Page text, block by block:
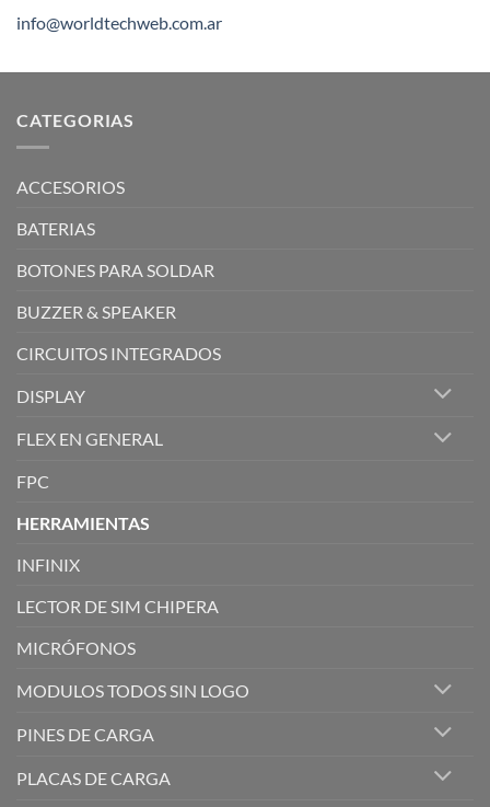
info@worldtechweb.com.ar
CATEGORIAS
ACCESORIOS
BATERIAS
BOTONES PARA SOLDAR
BUZZER & SPEAKER
CIRCUITOS INTEGRADOS
DISPLAY
FLEX EN GENERAL
FPC
HERRAMIENTAS
INFINIX
LECTOR DE SIM CHIPERA
MICRÓFONOS
MODULOS TODOS SIN LOGO
PINES DE CARGA
PLACAS DE CARGA